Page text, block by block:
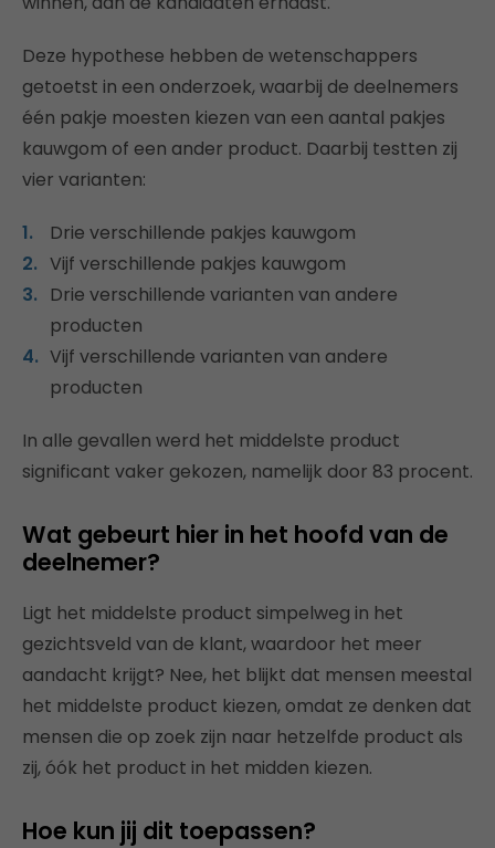
Deze hypothese hebben de wetenschappers
getoetst in een onderzoek, waarbij de deelnemers
één pakje moesten kiezen van een aantal pakjes
kauwgom of een ander product. Daarbij testten zij
vier varianten:
Drie verschillende pakjes kauwgom
Vijf verschillende pakjes kauwgom
Drie verschillende varianten van andere
producten
Vijf verschillende varianten van andere
producten
In alle gevallen werd het middelste product
significant vaker gekozen, namelijk door 83 procent.
Wat gebeurt hier in het hoofd van de
deelnemer?
Ligt het middelste product simpelweg in het
gezichtsveld van de klant, waardoor het meer
aandacht krijgt? Nee, het blijkt dat mensen meestal
het middelste product kiezen, omdat ze denken dat
mensen die op zoek zijn naar hetzelfde product als
zij, óók het product in het midden kiezen.
Hoe kun jij dit toepassen?